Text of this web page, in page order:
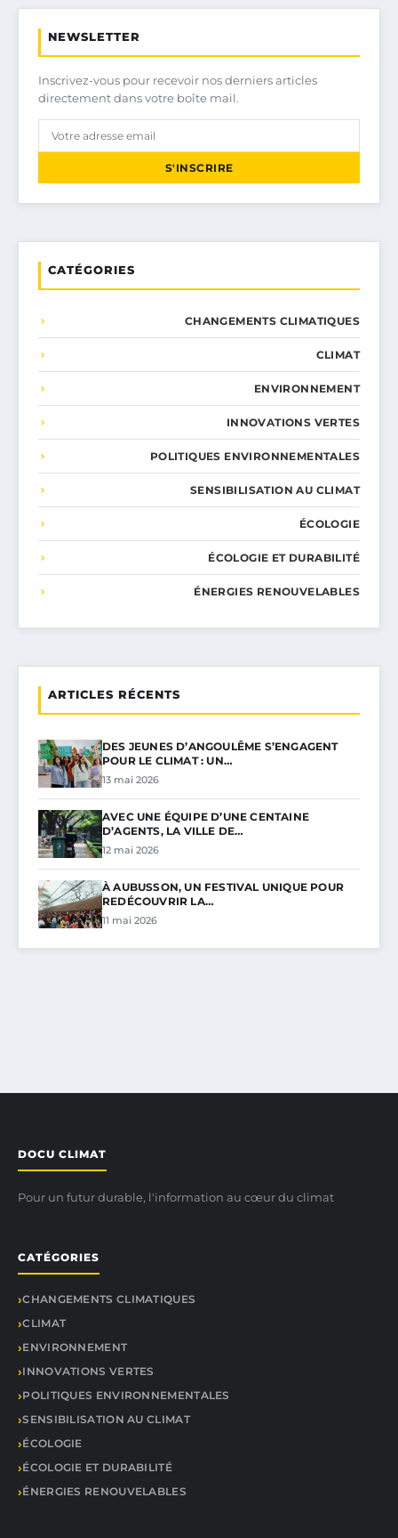
NEWSLETTER
Inscrivez-vous pour recevoir nos derniers articles
directement dans votre boîte mail.
S'INSCRIRE
CATÉGORIES
CHANGEMENTS CLIMATIQUES
CLIMAT
ENVIRONNEMENT
INNOVATIONS VERTES
POLITIQUES ENVIRONNEMENTALES
SENSIBILISATION AU CLIMAT
ÉCOLOGIE
ÉCOLOGIE ET DURABILITÉ
ÉNERGIES RENOUVELABLES
ARTICLES RÉCENTS
DES JEUNES D’ANGOULÊME S’ENGAGENT
POUR LE CLIMAT : UN…
13 mai 2026
AVEC UNE ÉQUIPE D’UNE CENTAINE
D’AGENTS, LA VILLE DE…
12 mai 2026
À AUBUSSON, UN FESTIVAL UNIQUE POUR
REDÉCOUVRIR LA…
11 mai 2026
DOCU CLIMAT
Pour un futur durable, l'information au cœur du climat
CATÉGORIES
CHANGEMENTS CLIMATIQUES
CLIMAT
ENVIRONNEMENT
INNOVATIONS VERTES
POLITIQUES ENVIRONNEMENTALES
SENSIBILISATION AU CLIMAT
ÉCOLOGIE
ÉCOLOGIE ET DURABILITÉ
ÉNERGIES RENOUVELABLES